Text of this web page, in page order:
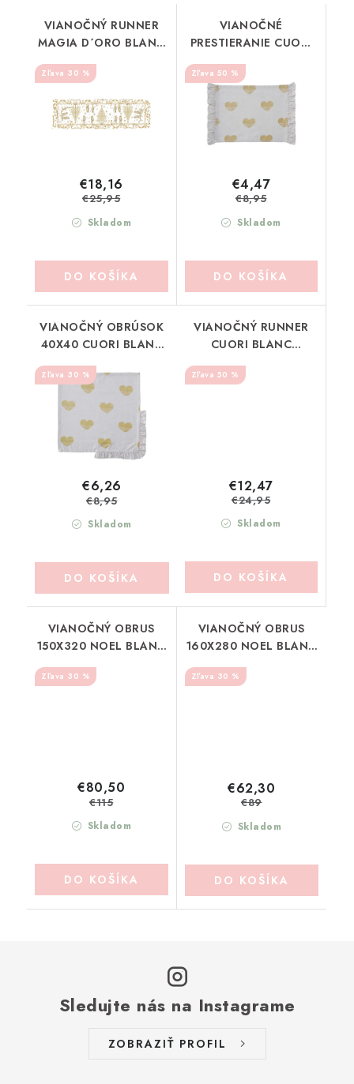
VIANOČNÝ RUNNER
MAGIA D´ORO BLANC
MARICLO (A39153)
30 %
Skladom
€18,16
€25,95
DO KOŠÍKA
VIANOČNÉ
PRESTIERANIE CUORI
BLANC MARICLO
(A38617)
50 %
Skladom
€4,47
€8,95
DO KOŠÍKA
VIANOČNÝ OBRÚSOK
40X40 CUORI BLANC
30 %
Skladom
€6,26
€8,95
DO KOŠÍKA
VIANOČNÝ RUNNER
CUORI BLANC
50 %
Skladom
€12,47
€24,95
DO KOŠÍKA
VIANOČNÝ OBRUS
150X320 NOEL BLANC
MARICLO (A38322)
30 %
Skladom
€80,50
€115
DO KOŠÍKA
VIANOČNÝ OBRUS
160X280 NOEL BLANC
MARICLO (A38323)
30 %
Skladom
€62,30
€89
DO KOŠÍKA
Sledujte nás na Instagrame
ZOBRAZIŤ PROFIL